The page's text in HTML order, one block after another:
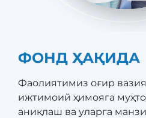
ФОНД ҲАҚИДА
Фаолиятимиз оғир
ижтимоий ҳимояга
аниқлаш ва уларга